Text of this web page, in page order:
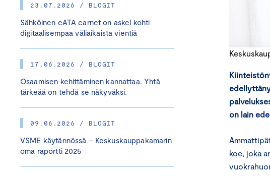
23.07.2026 / BLOGIT
Sähköinen eATA carnet on askel kohti
digitaalisempaa väliaikaista vientiä
17.06.2026 / BLOGIT
Osaamisen kehittäminen kannattaa. Yhtä
tärkeää on tehdä se näkyväksi.
09.06.2026 / BLOGIT
VSME käytännössä – Keskuskauppakamarin
oma raportti 2025
on lain
koe, joka